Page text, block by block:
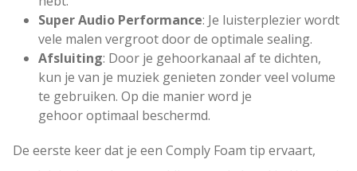
Super Audio Performance: Je luisterplezier wordt
vele malen vergroot door de optimale sealing.
Afsluiting: Door je gehoorkanaal af te dichten,
kun je van je muziek genieten zonder veel volume
te gebruiken. Op die manier word je
gehoor optimaal beschermd.
De eerste keer dat je een Comply Foam tip ervaart,